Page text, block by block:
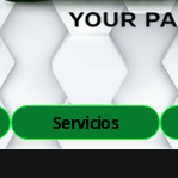
Servicios